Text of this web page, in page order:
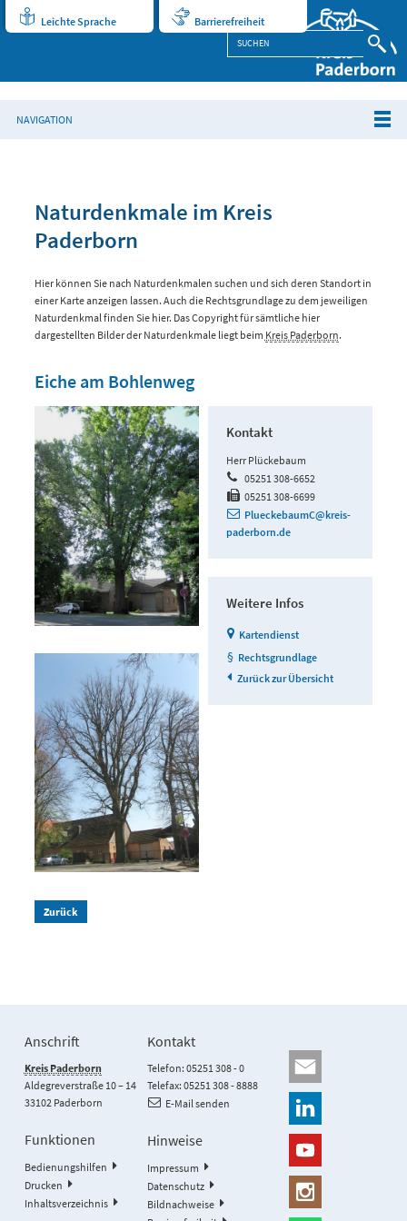
Leichte Sprache Barrierefreiheit
NAVIGATION
Naturdenkmale im Kreis
Paderborn
Hier können Sie nach Naturdenkmalen suchen und sich deren Standort in
einer Karte anzeigen lassen. Auch die Rechtsgrundlage zu dem jeweiligen
Naturdenkmal finden Sie hier. Das Copyright für sämtliche hier
dargestellten Bilder der Naturdenkmale liegt beim Kreis Paderborn.
Eiche am Bohlenweg
Kontakt
Herr Plückebaum
05251 308-6652
05251 308-6699
PlueckebaumC@kreis-
paderborn.de
Weitere Infos
Kartendienst
Rechtsgrundlage
Zurück zur Übersicht
Zurück
Anschrift
Kreis Paderborn
Aldegreverstraße 10 – 14
33102 Paderborn
Kontakt
Telefon: 05251 308 - 0
Telefax: 05251 308 - 8888
E-Mail senden
Funktionen
Bedienungshilfen
Drucken
Inhaltsverzeichnis
Hinweise
Impressum
Datenschutz
Bildnachweise